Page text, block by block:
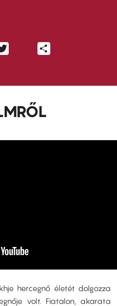
hercegnő életét dolgozza
volt. Fiatalon, akarata